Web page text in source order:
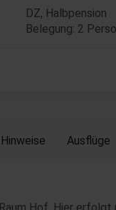
DZ, Halbpension
Belegung: 2
Hinweise Ausflüge